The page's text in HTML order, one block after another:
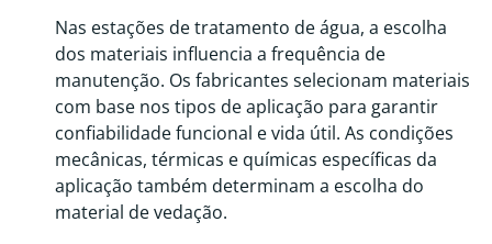
Nas estações de tratamento de água, a escolha
dos materiais influencia a frequência de
manutenção. Os fabricantes selecionam materiais
com base nos tipos de aplicação para garantir
confiabilidade funcional e vida útil. As condições
mecânicas, térmicas e químicas específicas da
aplicação também determinam a escolha do
material de vedação.